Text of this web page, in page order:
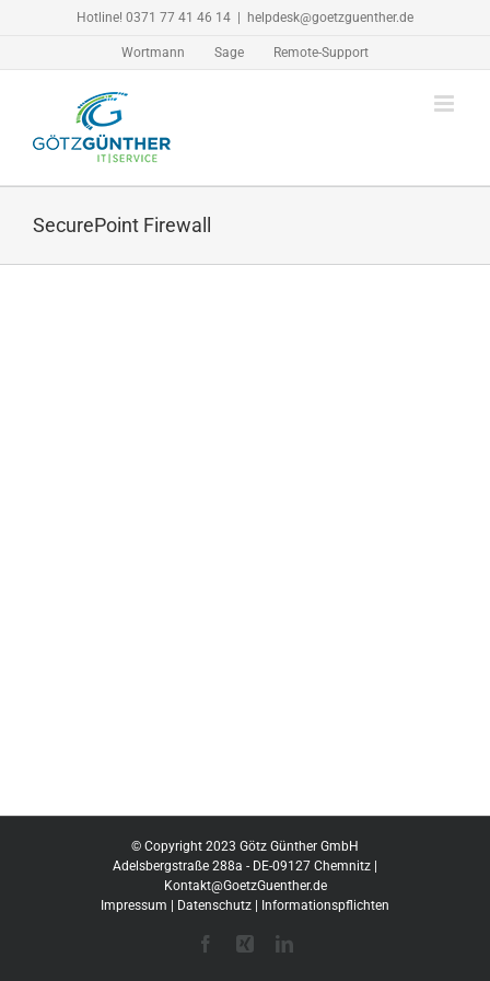
Hotline! 0371 77 41 46 14 helpdesk@goetzguenther.de
Wortmann Sage Remote-Support
SecurePoint Firewall
© Copyright 2023 Götz Günther GmbH
Adelsbergstraße 288a - DE-09127 Chemnitz |
Kontakt@GoetzGuenther.de
Impressum
Datenschutz Informationspflichten
Facebook
Xing LinkedIn